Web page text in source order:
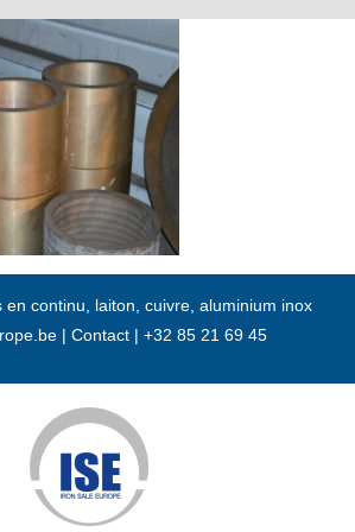
en continu, laiton, cuivre, aluminium inox
| Contact | +32 85 21 69 45